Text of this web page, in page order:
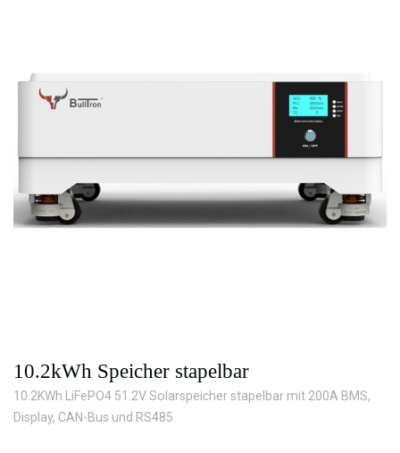
10.2kWh Speicher stapelbar
10.2KWh LiFePO4 51.2V Solarspeicher stapelbar mit 200A BMS,
Display, CAN-Bus und RS485